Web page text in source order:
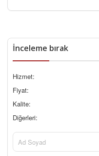
İnceleme bırak
Hizmet:
Fiyat:
Kalite:
Diğerleri: